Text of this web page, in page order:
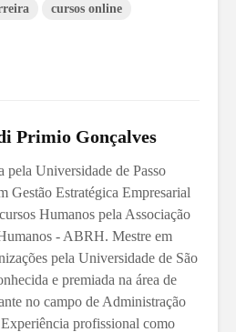
cursos online
Primio Gonçalves
pela Universidade de Passo
Gestão Estratégica Empresarial
Humanos pela Associação
- ABRH. Mestre em
pela Universidade de São
e premiada na área de
no campo de Administração
profissional como